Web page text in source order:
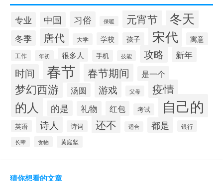
专业 中国 习俗 保暖 元宵节 冬天
冬季 唐代 大学 学校 孩子 宋代 寓意
工作 年初 很多人 手机 技能 攻略 新年
时间 春节 春节期间 是一个
梦幻西游 汤圆 游戏 父母 疫情
的人 的是 礼物 红包 考试 自己的
英语 诗人 诗词 还不 适合 都是 银行
长辈 食物 黄庭坚
猜你想看的文章